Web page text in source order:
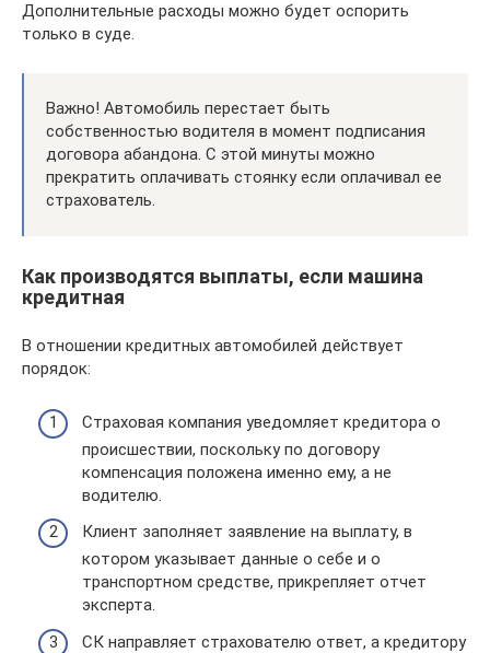
Дополнительные расходы можно будет оспорить
только в суде.
Важно! Автомобиль перестает быть
собственностью водителя в момент подписания
договора абандона. С этой минуты можно
прекратить оплачивать стоянку если оплачивал ее
страхователь.
Как производятся выплаты, если машина
кредитная
В отношении кредитных автомобилей действует
порядок:
Страховая компания уведомляет кредитора о
происшествии, поскольку по договору
компенсация положена именно ему, а не
водителю.
Клиент заполняет заявление на выплату, в
котором указывает данные о себе и о
транспортном средстве, прикрепляет отчет
эксперта.
СК направляет страхователю ответ, а кредитору